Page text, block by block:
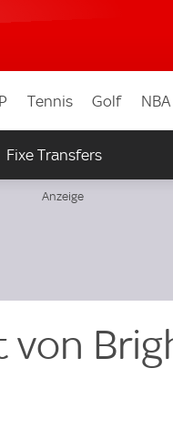
Tennis Golf NBA
Fixe Transfers
von